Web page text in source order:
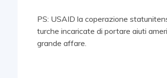
PS: USAID la coperazione
turche incaricate di portare aiuti
grande affare.